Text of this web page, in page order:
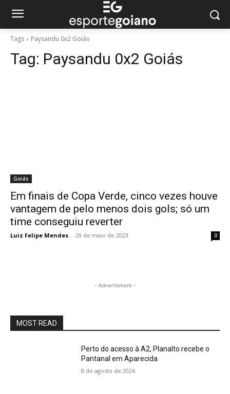
Tags Paysandu 0x2 Goiás
Tag: Paysandu 0x2 Goiás
Goiás
Em finais de Copa Verde, cinco vezes houve
vantagem de pelo menos dois gols; só um
time conseguiu reverter
Luiz Felipe Mendes - 29 de maio de 2023 0
- Advertisment -
MOST READ
Perto do acesso à A2, Planalto recebe o
Pantanal em Aparecida
8 de agosto de 2026